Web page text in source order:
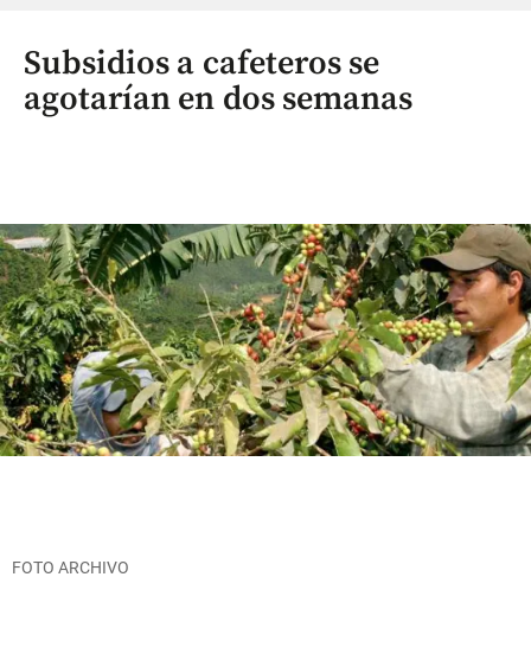
Subsidios a cafeteros se
agotarían en dos semanas
FOTO ARCHIVO